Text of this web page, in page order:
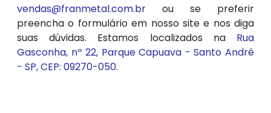
vendas@franmetal.com.br ou se preferir
preencha o formulário em nosso site e nos diga
suas dúvidas. Estamos localizados na Rua
Gasconha, nº 22, Parque Capuava - Santo André
- SP, CEP: 09270-050.